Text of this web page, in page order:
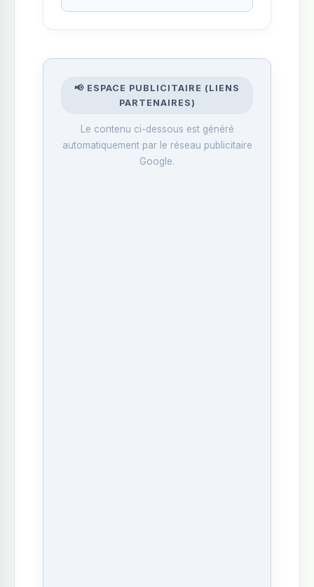
📢 ESPACE PUBLICITAIRE (LIENS
PARTENAIRES)
Le contenu ci-dessous est généré
automatiquement par le réseau publicitaire
Google.